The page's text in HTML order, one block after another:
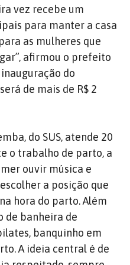
vez recebe um
para manter a casa
as mulheres que
afirmou o prefeito
do
de mais de R$ 2
do SUS, atende 20
o trabalho de parto, a
ouvir música e
a posição que
hora do parto. Além
de banheira de
banquinho em
A ideia central é de